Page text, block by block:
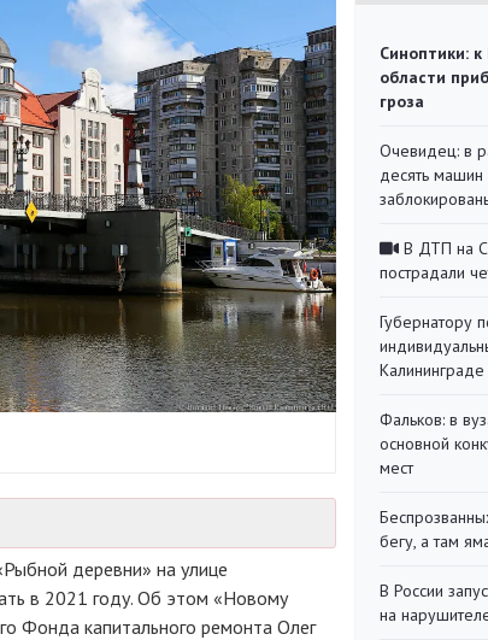
деревни» на улице
в 2021 году. Об этом «Новому
Фонда капитального ремонта Олег
Синоптики:
области
гроза
Очевидец: в
десять машин
В ДТП на
пострадали
Губернатору
Калининграде
Фальков: в
основной
мест
бегу, а там
В России
на